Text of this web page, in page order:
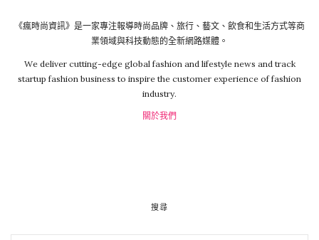
《瘋時尚資訊》是一家專注報導時尚品牌、旅行、藝文、飲食和生活方式等商
業領域與科技動態的全新網路媒體。
We deliver cutting-edge global fashion and lifestyle news and track
startup fashion business to inspire the customer experience of fashion
industry.
關於我們
搜尋